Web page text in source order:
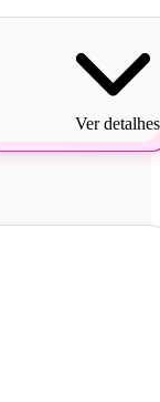
Ver detalhes